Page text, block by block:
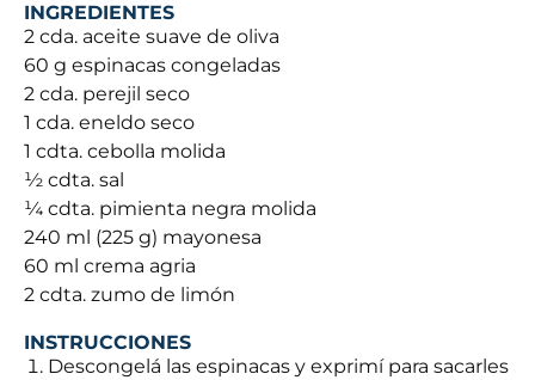
INGREDIENTES
2 cda. aceite suave de oliva
60 g espinacas congeladas
2 cda. perejil seco
1 cda. eneldo seco
1 cdta. cebolla molida
½ cdta. sal
¼ cdta. pimienta negra molida
240 ml (225 g) mayonesa
60 ml crema agria
2 cdta. zumo de limón
INSTRUCCIONES
Descongelá las espinacas y exprimí para sacarles